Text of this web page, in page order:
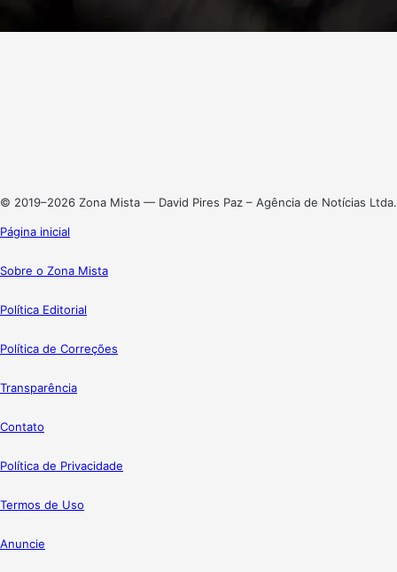
© 2019–2026 Zona Mista — David Pires Paz – Agência de Notícias Ltda.
Página inicial
Sobre o Zona Mista
Política Editorial
Política de Correções
Transparência
Contato
Política de Privacidade
Termos de Uso
Anuncie